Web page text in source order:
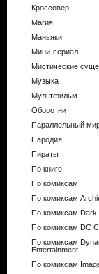
Кроссовер
Магия
Маньяки
Мини-сериал
Мистические
Музыка
Мультфильм
Оборотни
Параллельный
Пародия
Пираты
По книге
По комиксам
По комиксам
По комиксам Dark
По комиксам DC
По комиксам
Entertainment
По комиксам